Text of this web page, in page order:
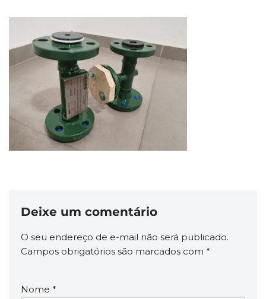
Deixe um comentário
O seu endereço de e-mail não será publicado.
Campos obrigatórios são marcados com *
Nome *